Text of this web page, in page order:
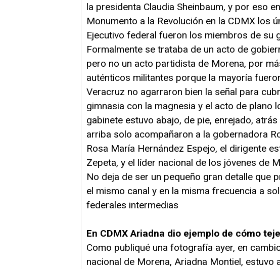
la presidenta Claudia Sheinbaum, y por eso
Monumento a la Revolución en la CDMX los
Ejecutivo federal fueron los miembros de su
Formalmente se trataba de un acto de
pero no un acto partidista de Morena, por
auténticos militantes porque la mayoría
Veracruz no agarraron bien la señal para
gimnasia con la magnesia y el acto de plano
gabinete estuvo abajo, de pie, enrejado,
arriba solo acompañaron a la gobernadora
Rosa María Hernández Espejo, el dirigente
Zepeta, y el líder nacional de los jóvenes de
No deja de ser un pequeño gran detalle que
el mismo canal y en la misma frecuencia a
federales intermedias
En CDMX Ariadna dio ejemplo de cómo
Como publiqué una fotografía ayer, en
nacional de Morena, Ariadna Montiel, estuvo